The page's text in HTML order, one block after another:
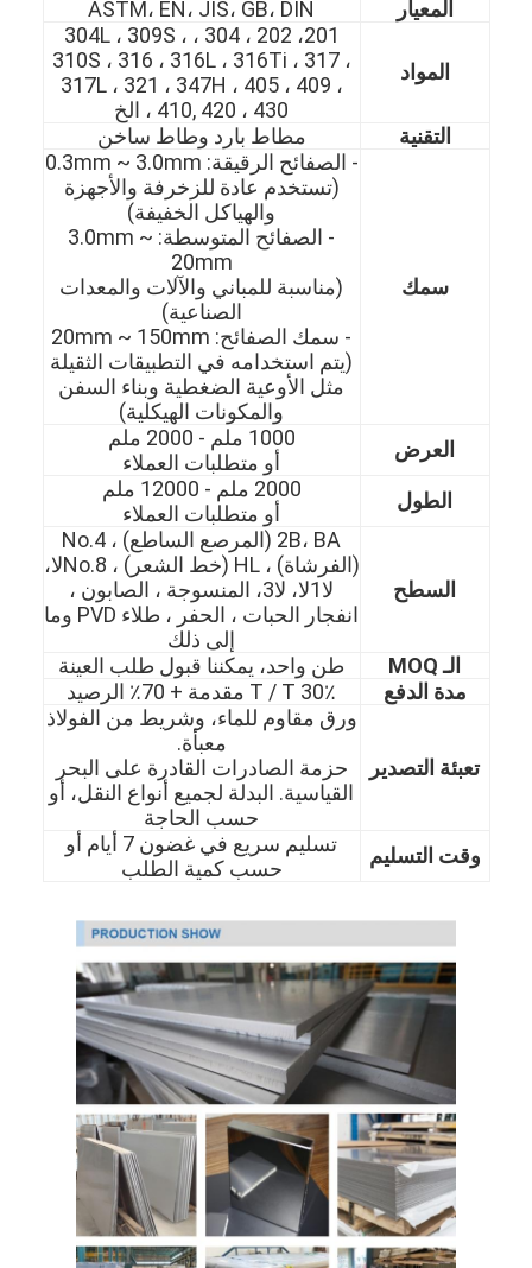
الصفحة الرئيسية
المنتجات
مقاطع فيديو
حولنا
مراقبة الجودة
أخبار
صفائح الفولاذ المقاوم للصدأ المدرفلة على البارد
لفائف الفولاذ المقاوم للصدأ المدرفلة على البارد
ورقة الفولاذ المقاوم للصدأ المدرفلة على الساخن
لفائف الفولاذ المقاوم للصدأ المدرفلة على الساخن
المعيار
ASTM، EN، JIS، GB، DIN
المواد
201، 202 ، 304 ، 304L ، 309S ،
310S ، 316 ، 316L ، 316Ti ، 317 ،
317L ، 321 ، 347H ، 405 ، 409 ،
410, 420 ، 430 ، الخ
التقنية
مطاط بارد وطاط ساخن
سمك
- الصفائح الرقيقة: 0.3mm ~ 3.0mm
(تستخدم عادة للزخرفة والأجهزة
والهياكل الخفيفة)
- الصفائح المتوسطة: 3.0mm ~
20mm
(مناسبة للمباني والآلات والمعدات
الصناعية)
- سمك الصفائح: 20mm ~ 150mm
(يتم استخدامه في التطبيقات الثقيلة
مثل الأوعية الضغطية وبناء السفن
والمكونات الهيكلية)
العرض
1000 ملم - 2000 ملم
أو متطلبات العملاء
الطول
2000 ملم - 12000 ملم
أو متطلبات العملاء
السطح
2B، BA (المرصع الساطع) ، No.4
(الفرشاة) ، HL (خط الشعر) ، No.8لا،
لا1لا، لا3، المنسوجة ، الصابون ،
انفجار الحبات ، الحفر ، طلاء PVD وما
إلى ذلك
الـ MOQ
طن واحد، يمكننا قبول طلب العينة
مدة الدفع
30٪ T / T مقدمة + 70٪ الرصيد
تعبئة التصدير
ورق مقاوم للماء، وشريط من الفولاذ
معبأة.
حزمة الصادرات القادرة على البحر
القياسية. البدلة لجميع أنواع النقل، أو
حسب الحاجة
وقت التسليم
تسليم سريع في غضون 7 أيام أو
حسب كمية الطلب